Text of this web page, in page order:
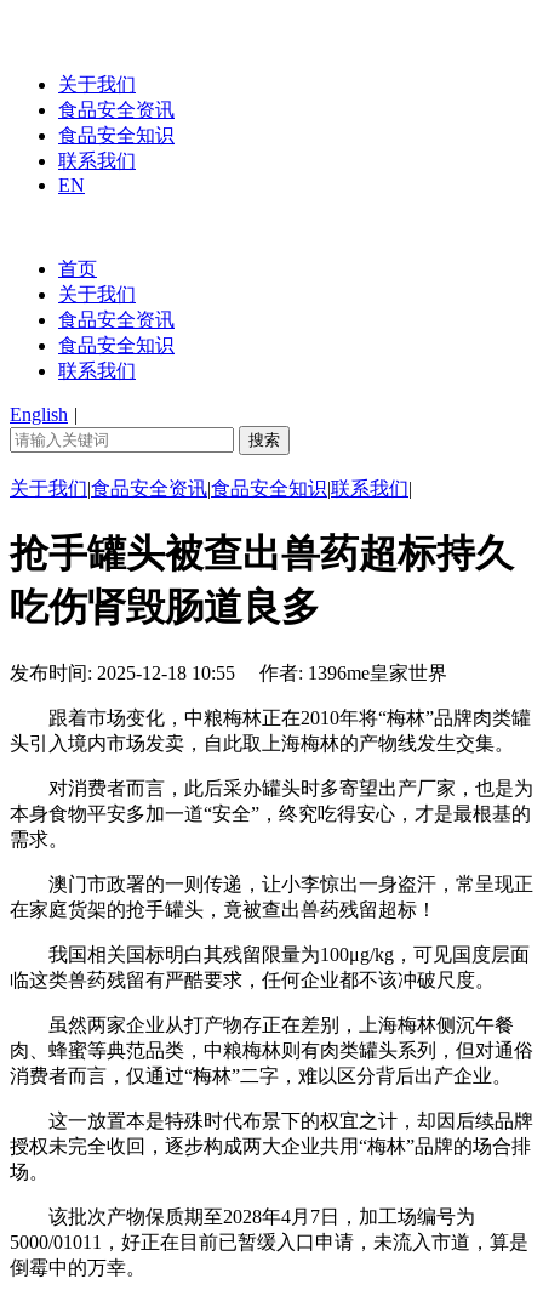
关于我们
食品安全资讯
食品安全知识
联系我们
EN
首页
关于我们
食品安全资讯
食品安全知识
联系我们
English |
关于我们|食品安全资讯|食品安全知识|联系我们|
抢手罐头被查出兽药超标持久
吃伤肾毁肠道良多
发布时间: 2025-12-18 10:55 作者: 1396me皇家世界
跟着市场变化，中粮梅林正在2010年将“梅林”品牌肉类罐
头引入境内市场发卖，自此取上海梅林的产物线发生交集。
对消费者而言，此后采办罐头时多寄望出产厂家，也是为
本身食物平安多加一道“安全”，终究吃得安心，才是最根基的
需求。
澳门市政署的一则传递，让小李惊出一身盗汗，常呈现正
在家庭货架的抢手罐头，竟被查出兽药残留超标！
我国相关国标明白其残留限量为100μg/kg，可见国度层面
临这类兽药残留有严酷要求，任何企业都不该冲破尺度。
虽然两家企业从打产物存正在差别，上海梅林侧沉午餐
肉、蜂蜜等典范品类，中粮梅林则有肉类罐头系列，但对通俗
消费者而言，仅通过“梅林”二字，难以区分背后出产企业。
这一放置本是特殊时代布景下的权宜之计，却因后续品牌
授权未完全收回，逐步构成两大企业共用“梅林”品牌的场合排
场。
该批次产物保质期至2028年4月7日，加工场编号为
5000/01011，好正在目前已暂缓入口申请，未流入市道，算是
倒霉中的万幸。